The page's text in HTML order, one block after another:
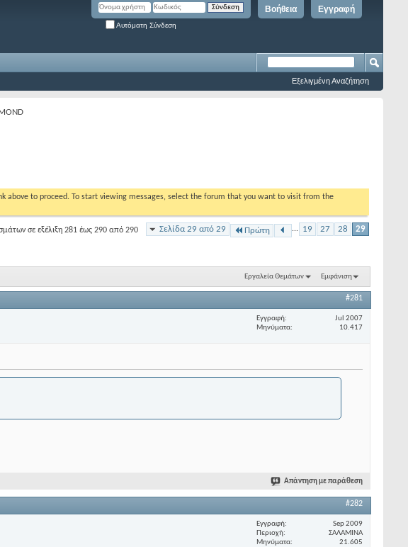
Εγγραφή
Βοήθεια
Αυτόματη Σύνδεση
Εξελιγμένη Αναζήτηση
above to proceed. To start viewing messages, select the forum that you want to visit from the
Σελίδα 29 από 29 Πρώτη ... 19 27 28 29
σε εξέλιξη 281 έως 290 από 290
Εργαλεία Θεμάτων Εμφάνιση
#281
Εγγραφή
Jul 2007
Μηνύματα
10.417
Απάντηση με παράθεση
#282
Εγγραφή
Sep 2009
Περιοχή
ΣΑΛΑΜΙΝΑ
Μηνύματα
21.605